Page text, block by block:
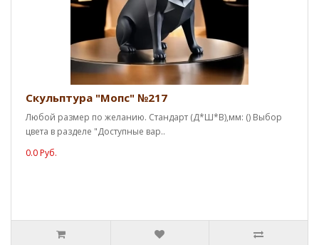
Скульптура "Мопс" №217
Любой размер по желанию. Стандарт (Д*Ш*В),мм: () Выбор
цвета в разделе "Доступные вар..
0.0 Руб.